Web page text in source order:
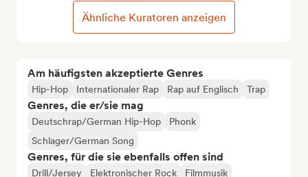
Am häufigsten akzeptierte Genres
Hip-Hop Internationaler Rap Rap auf Englisch Trap
Genres, die er/sie mag
Deutschrap/German Hip-Hop
Phonk
Schlager/German Song
Genres, für die sie ebenfalls offen sind
Drill/Jersey Elektronischer Rock Filmmusik
Ähnliche Kuratoren anzeigen